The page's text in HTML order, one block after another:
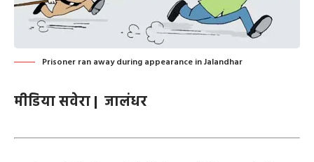
Prisoner ran away during appearance in Jalandhar
मीडिया सवेरा | जालंधर